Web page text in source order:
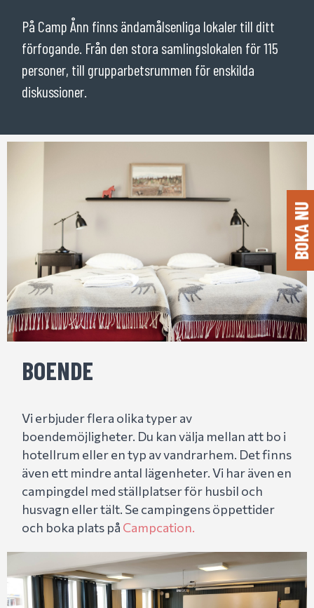
BOKA NU
På Camp Ånn finns ändamålsenliga lokaler till ditt
förfogande. Från den stora samlingslokalen för 115
personer, till grupparbetsrummen för enskilda
diskussioner.
BOENDE
Vi erbjuder flera olika typer av
boendemöjligheter. Du kan välja mellan att bo i
hotellrum eller en typ av vandrarhem. Det finns
även ett mindre antal lägenheter. Vi har även en
campingdel med ställplatser för husbil och
husvagn eller tält. Se campingens öppettider
och boka plats på Campcation.